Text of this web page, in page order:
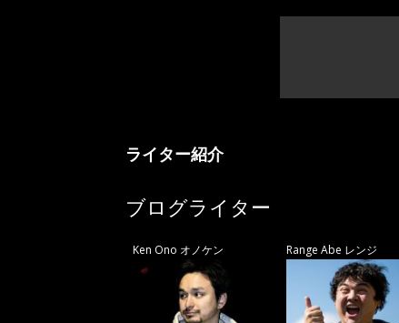
ライター紹介
ブログライター
Ken Ono オノケン Range Abe レンジ